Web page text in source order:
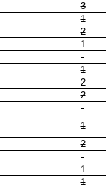
3
1
2
1
1
2
2
1
2
1
1